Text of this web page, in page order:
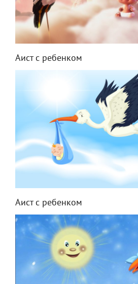
Аист с ребенком
Аист с ребенком